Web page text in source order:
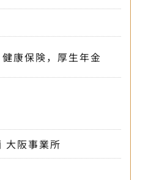
康保険，厚生年金
大阪事業所